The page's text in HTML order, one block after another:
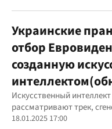
Украинские
отбор
созданную
Искусственный
рассматривают трек,
18.01.2025 17:00